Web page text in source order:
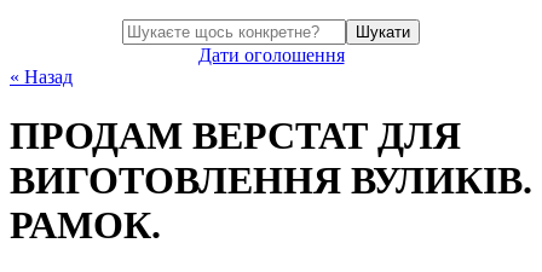
Шукати
Дати оголошення
« Назад
ПРОДАМ ВЕРСТАТ ДЛЯ
ВИГОТОВЛЕННЯ ВУЛИКІВ.
РАМОК.